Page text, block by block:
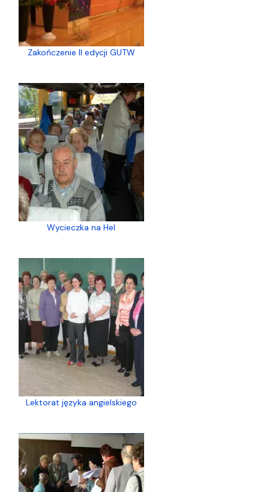
Zakończenie II edycji GUTW
Wycieczka na Hel
Lektorat języka angielskiego